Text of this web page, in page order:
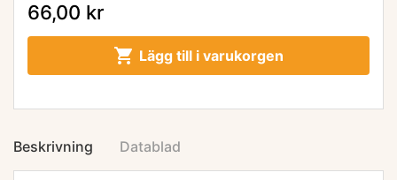
66,00 kr
 Lägg till i varukorgen
Beskrivning Datablad